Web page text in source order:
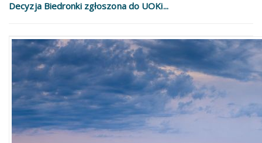
Decyzja Biedronki zgłoszona do UOKi...